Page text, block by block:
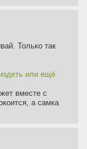
Только так
или ещё
вместе с
а самка